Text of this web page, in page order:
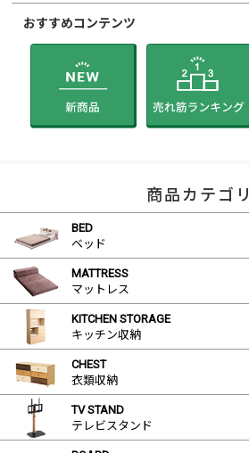
おすすめコンテンツ
商品カテゴリ
BED
ベッド
MATTRESS
マットレス
KITCHEN STORAGE
キッチン収納
CHEST
衣類収納
TV STAND
テレビスタンド